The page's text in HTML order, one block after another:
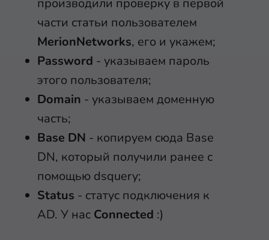
части статьи пользователем
MerionNetworks, его и укажем;
Password - указываем пароль
этого пользователя;
Domain - указываем доменную
часть;
Base DN - копируем сюда Base
DN, который получили ранее с
помощью dsquery;
Status - статус подключения к
AD. У нас Connected :)